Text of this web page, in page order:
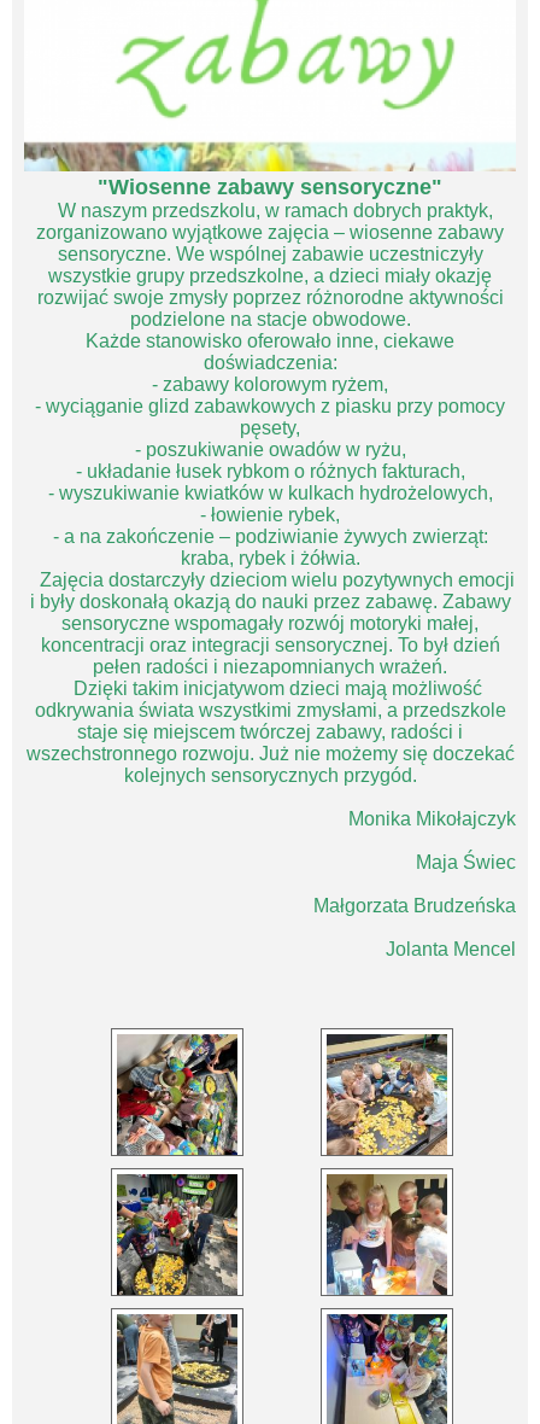
"Wiosenne zabawy sensoryczne"
W naszym przedszkolu, w ramach dobrych praktyk,
zorganizowano wyjątkowe zajęcia – wiosenne zabawy
sensoryczne. We wspólnej zabawie uczestniczyły
wszystkie grupy przedszkolne, a dzieci miały okazję
rozwijać swoje zmysły poprzez różnorodne aktywności
podzielone na stacje obwodowe.
Każde stanowisko oferowało inne, ciekawe
doświadczenia:
- zabawy kolorowym ryżem,
- wyciąganie glizd zabawkowych z piasku przy pomocy
pęsety,
- poszukiwanie owadów w ryżu,
- układanie łusek rybkom o różnych fakturach,
- wyszukiwanie kwiatków w kulkach hydrożelowych,
- łowienie rybek,
- a na zakończenie – podziwianie żywych zwierząt:
kraba, rybek i żółwia.
Zajęcia dostarczyły dzieciom wielu pozytywnych emocji
i były doskonałą okazją do nauki przez zabawę. Zabawy
sensoryczne wspomagały rozwój motoryki małej,
koncentracji oraz integracji sensorycznej. To był dzień
pełen radości i niezapomnianych wrażeń.
Dzięki takim inicjatywom dzieci mają możliwość
odkrywania świata wszystkimi zmysłami, a przedszkole
staje się miejscem twórczej zabawy, radości i
wszechstronnego rozwoju. Już nie możemy się doczekać
kolejnych sensorycznych przygód.
Monika Mikołajczyk
Maja Świec
Małgorzata Brudzeńska
Jolanta Mencel